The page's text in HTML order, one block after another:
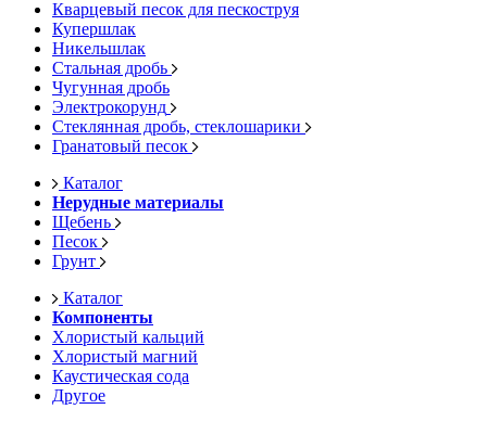
Кварцевый песок для пескоструя
Купершлак
Никельшлак
Стальная дробь
Чугунная дробь
Электрокорунд
Стеклянная дробь, стеклошарики
Гранатовый песок
Каталог
Нерудные материалы
Щебень
Песок
Грунт
Каталог
Компоненты
Хлористый кальций
Хлористый магний
Каустическая сода
Другое